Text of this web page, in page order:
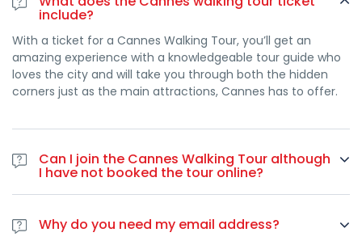
include?
With a ticket for a Cannes Walking Tour, you’ll get an
amazing experience with a knowledgeable tour guide who
loves the city and will take you through both the hidden
corners just as the main attractions, Cannes has to offer.
Can I join the Cannes Walking Tour although
I have not booked the tour online?
No. There is limited space on the tour and therefore, it is
crucial for you to book online if you want to join our Cannes
walking tour.
Why do you need my email address?